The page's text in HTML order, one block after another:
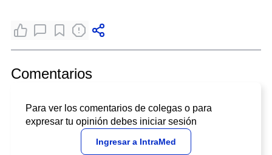
Comentarios
Para ver los comentarios de colegas o para
expresar tu opinión debes iniciar sesión
Ingresar a IntraMed